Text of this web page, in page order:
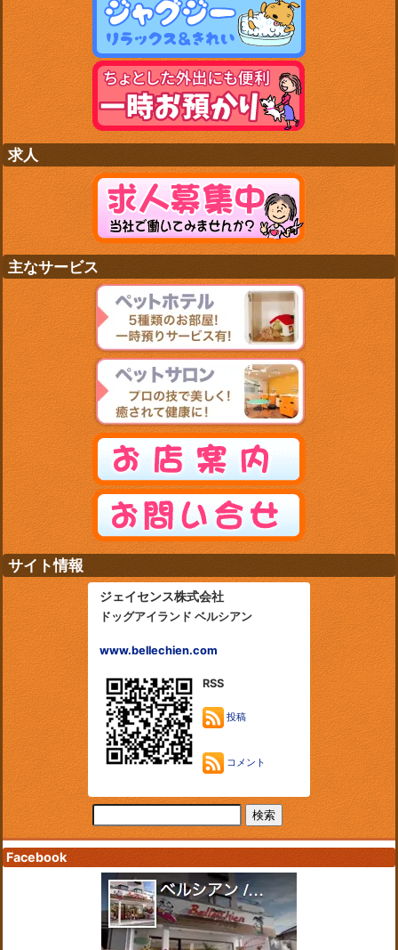
求人
主なサービス
サイト情報
ジェイセンス株式会社
ドッグアイランド ベルシアン
www.bellechien.com
RSS
投稿
コメント
Facebook